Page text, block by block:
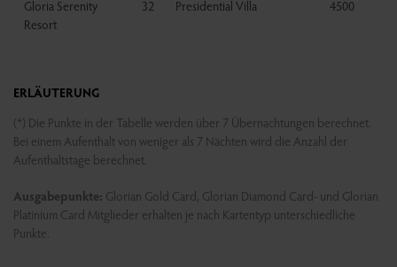
Gloria Serenity
Resort
32 Presidential Villa 4500
ERLÄUTERUNG
(*) Die Punkte in der Tabelle werden über 7 Übernachtungen berechnet.
Bei einem Aufenthalt von weniger als 7 Nächten wird die Anzahl der
Aufenthaltstage berechnet.
Ausgabepunkte: Glorian Gold Card, Glorian Diamond Card- und Glorian
Platinium Card Mitglieder erhalten je nach Kartentyp unterschiedliche
Punkte.